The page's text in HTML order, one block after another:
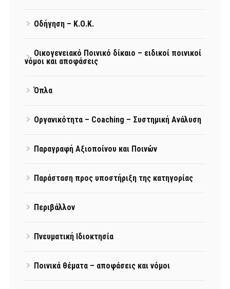
Οδήγηση – Κ.Ο.Κ.
Οικογενειακό Ποινικό δίκαιο – ειδικοί ποινικοί
νόμοι και αποφάσεις
Όπλα
Οργανικότητα – Coaching – Συστημική Ανάλυση
Παραγραφή Αξιοποίνου και Ποινών
Παράσταση προς υποστήριξη της κατηγορίας
Περιβάλλον
Πνευματική Ιδιοκτησία
Ποινικά θέματα – αποφάσεις και νόμοι